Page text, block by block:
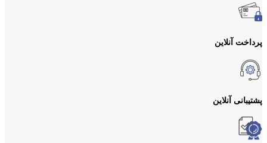
پرداخت آنلاین
پشتیبانی آنلاین